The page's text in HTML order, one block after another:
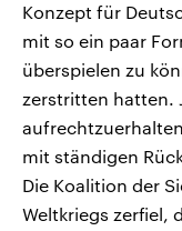
Konzept für
mit so ein paar
überspielen zu
zerstritten hatten.
mit ständigen
Die Koalition der
Weltkriegs zerfiel,